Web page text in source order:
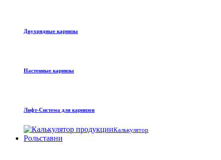
Двухрядные карнизы
Настенные карнизы
Лифт-Система для карнизов
Калькулятор
Рольставни